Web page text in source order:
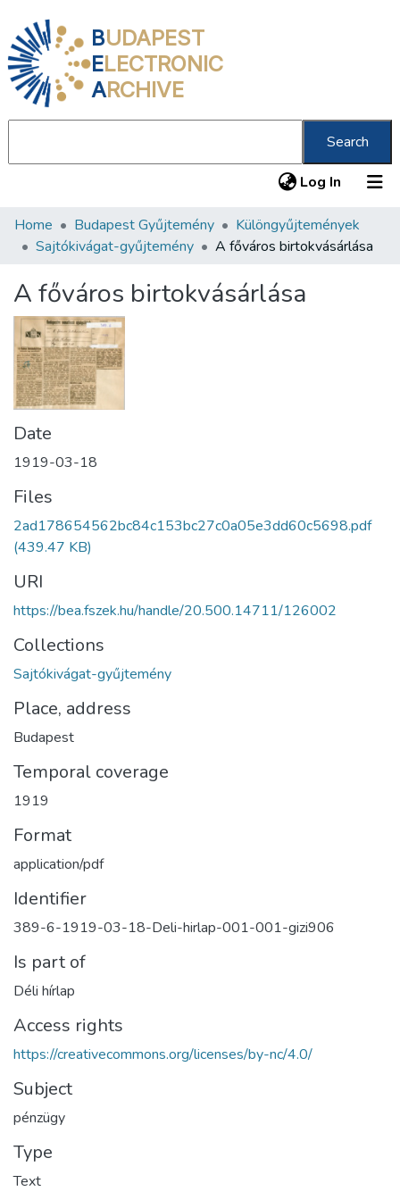
BUDAPEST
ELECTRONIC
ARCHIVE
Search
Log In (current)
Communities & Collections
Statistics
About us
Home Budapest Gyűjtemény
Különgyűjtemények
Sajtókivágat-gyűjtemény
A főváros birtokvásárlása
A főváros birtokvásárlása
Date
1919-03-18
Files
2ad178654562bc84c153bc27c0a05e3dd60c5698.pdf
(439.47 KB)
URI
https://bea.fszek.hu/handle/20.500.14711/126002
Collections
Sajtókivágat-gyűjtemény
Place, address
Budapest
Temporal coverage
1919
Format
application/pdf
Identifier
389-6-1919-03-18-Deli-hirlap-001-001-gizi906
Is part of
Déli hírlap
Access rights
https://creativecommons.org/licenses/by-nc/4.0/
Subject
pénzügy
Type
Text